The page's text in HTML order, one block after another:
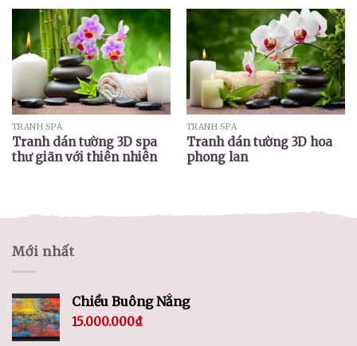
TRANH SPA
Tranh dán tường 3D spa
thư giãn với thiên nhiên
TRANH SPA
Tranh dán tường 3D hoa
phong lan
Mới nhất
Chiều Buông Nắng
15.000.000₫